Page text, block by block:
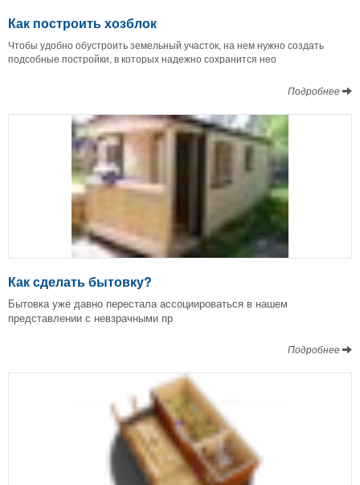
Как построить хозблок
Чтобы удобно обустроить земельный участок, на нем нужно создать
подсобные постройки, в которых надежно сохранится нео
Подробнее
Как сделать бытовку?
Бытовка уже давно перестала ассоциироваться в нашем
представлении с невзрачными пр
Подробнее